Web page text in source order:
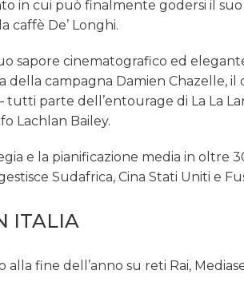
in cui può finalmente godersi il
caffè De’ Longhi.
sapore cinematografico ed
della campagna Damien Chazelle,
parte dell’entourage di La La
Lachlan Bailey.
e la pianificazione media in oltre
Sudafrica, Cina Stati Uniti e
ITALIA
alla fine dell’anno su reti Rai,